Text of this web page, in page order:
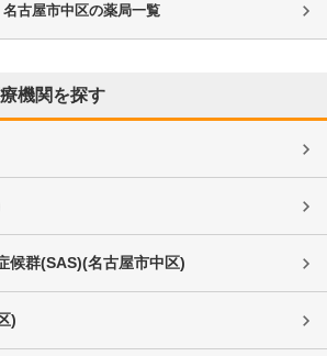
名古屋市中区の薬局一覧
機関を探す
候群(SAS)(名古屋市中区)
)